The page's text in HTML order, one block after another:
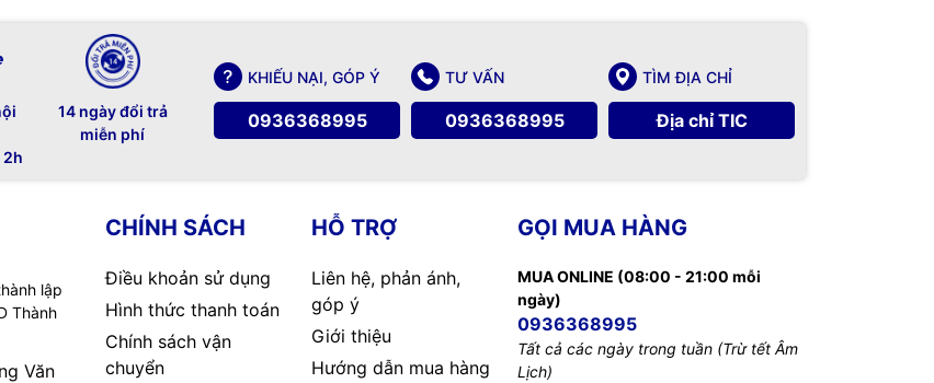
2h
14 ngày đổi trả
miễn phí
KHIẾU NẠI, GÓP Ý
0936368995
TƯ VẤN
0936368995
TÌM ĐỊA CHỈ
Địa chỉ TIC
lập
Thành
Văn
CHÍNH SÁCH
Điều khoản sử dụng
Hình thức thanh toán
Chính sách vận
chuyển
HỖ TRỢ
Liên hệ, phản ánh,
góp ý
Giới thiệu
Hướng dẫn mua hàng
GỌI MUA HÀNG
MUA ONLINE (08:00 - 21:00 mỗi
ngày)
0936368995
Tất cả các ngày trong tuần (Trừ tết Âm
Lịch)